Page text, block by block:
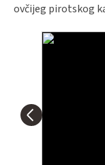
ovčijeg pirotskog